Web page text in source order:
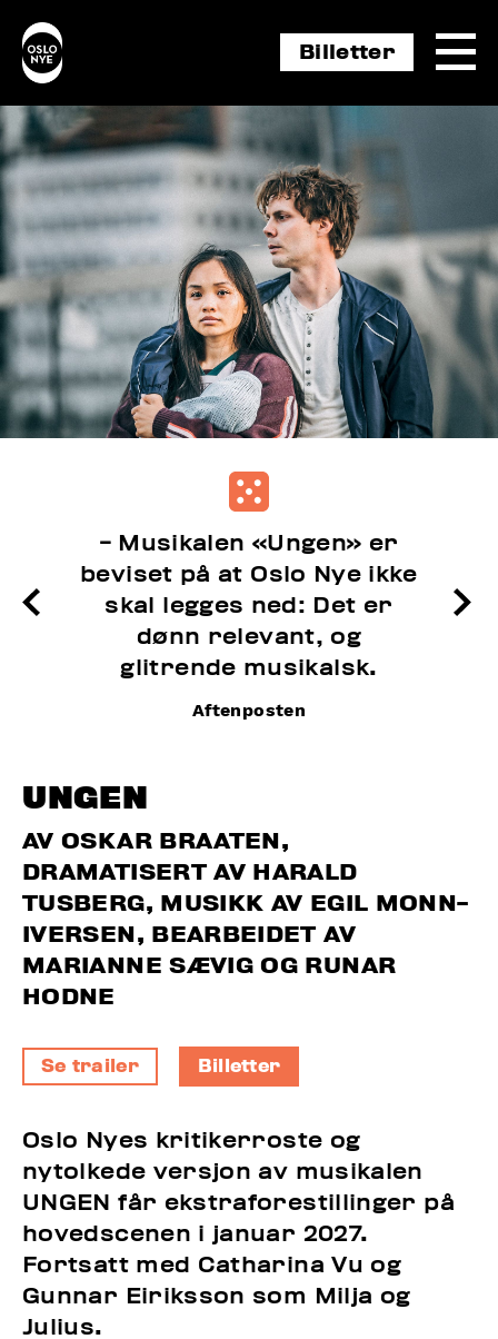
Billetter
- Musikalen «Ungen» er
beviset på at Oslo Nye ikke
skal legges ned: Det er
dønn relevant, og
glitrende musikalsk.
Aftenposten
UNGEN
AV OSKAR BRAATEN,
DRAMATISERT AV HARALD
TUSBERG, MUSIKK AV EGIL MONN-
IVERSEN, BEARBEIDET AV
MARIANNE SÆVIG OG RUNAR
HODNE
Se trailer Billetter
Oslo Nyes kritikerroste og
nytolkede versjon av musikalen
UNGEN får ekstra­fore­stilling­er på
hoved­scen­en i januar 2027.
Fortsatt med Catharina Vu og
Gunnar Eiriksson som Milja og
Julius.